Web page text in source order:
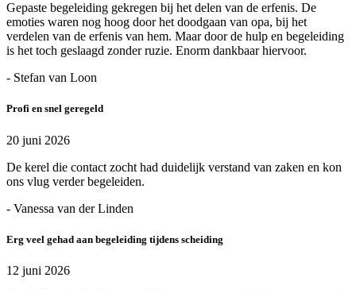
Gepaste begeleiding gekregen bij het delen van de erfenis. De
emoties waren nog hoog door het doodgaan van opa, bij het
verdelen van de erfenis van hem. Maar door de hulp en begeleiding
is het toch geslaagd zonder ruzie. Enorm dankbaar hiervoor.
- Stefan van Loon
Profi en snel geregeld
20 juni 2026
De kerel die contact zocht had duidelijk verstand van zaken en kon
ons vlug verder begeleiden.
- Vanessa van der Linden
Erg veel gehad aan begeleiding tijdens scheiding
12 juni 2026